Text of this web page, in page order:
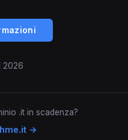
2026
.it in scadenza?
→